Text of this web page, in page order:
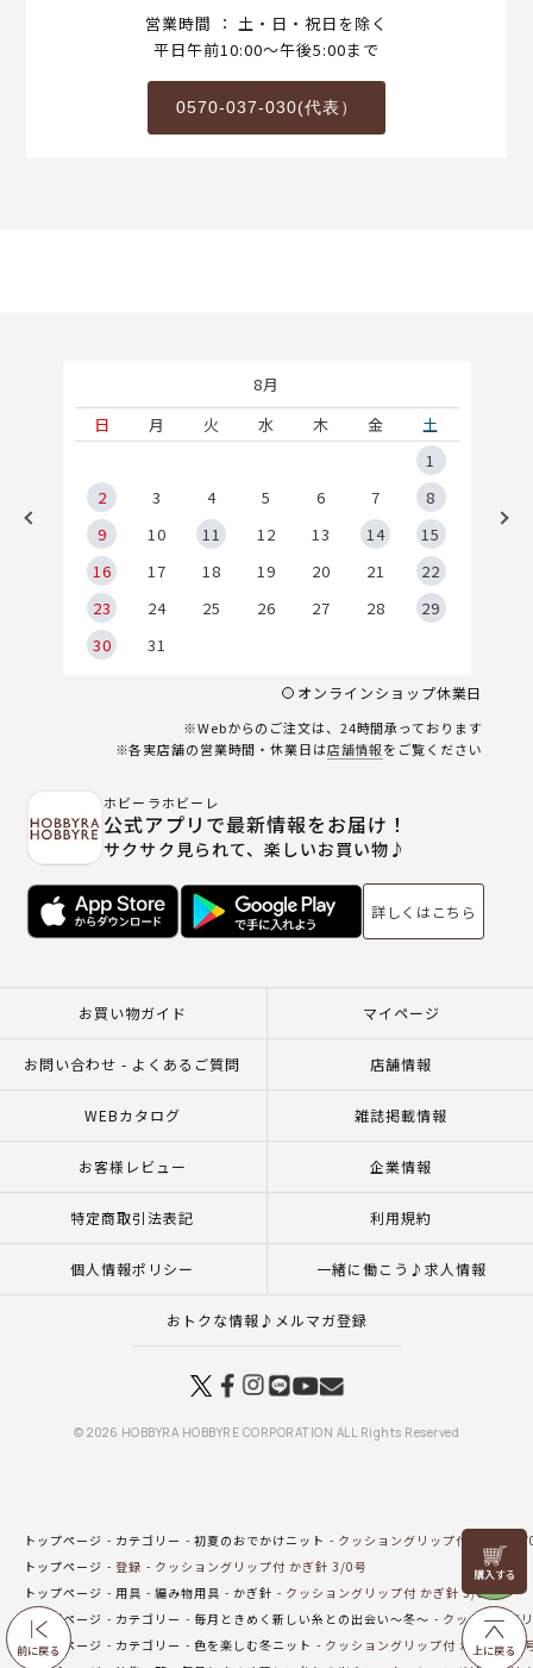
前に戻る
リリヤン
フェア
上に戻る
営業時間 ： 土・日・祝日を除く
平日午前10:00～午後5:00まで
0570-037-030(代表）
8月
日
月 火 水 木 金
土
1
2
3 4 5 6 7
8
9
10 11 12 13 14
15
16
17 18 19 20 21
22
23
24 25 26 27 28
29
30
31
オンラインショップ休業日
※Webからのご注文は、24時間承っております
※各実店舗の営業時間・休業日は店舗情報をご覧ください
ホビーラホビーレ
公式アプリで最新情報をお届け！
サクサク見られて、楽しいお買い物♪
詳しくはこちら
お買い物ガイド マイページ
お問い合わせ - よくあるご質問 店舗情報
WEBカタログ 雑誌掲載情報
お客様レビュー 企業情報
特定商取引法表記 利用規約
個人情報ポリシー 一緒に働こう♪求人情報
おトクな情報♪メルマガ登録
© 2026 HOBBYRA HOBBYRE CORPORATION ALL Rights Reserved
トップページ カテゴリー 初夏のおでかけニット
クッショングリップ付 かぎ針
トップページ
登録
クッショングリップ付 かぎ針 3/0号
トップページ
用具 編み物用具 かぎ針
クッショングリップ付 かぎ針 3/0号
トップページ
カテゴリー 毎月ときめく新しい糸との出会い～冬～
クッショング
トップページ
カテゴリー 色を楽しむ冬ニット
クッショングリップ付 かぎ針 3/0